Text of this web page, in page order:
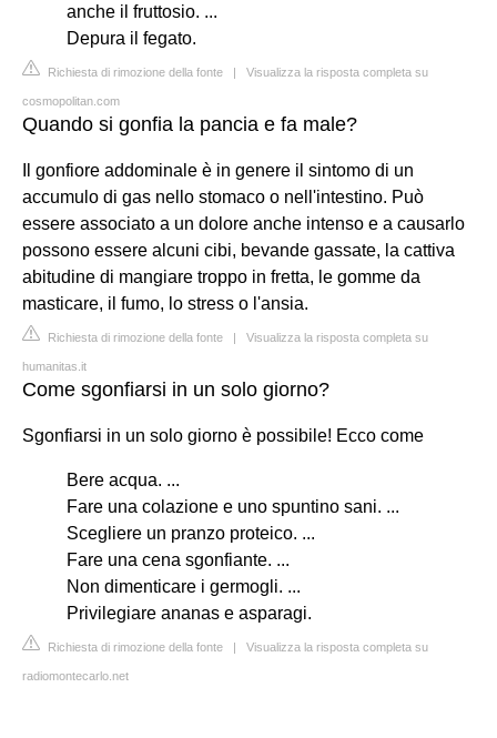
anche il fruttosio. ...
Depura il fegato.
Richiesta di rimozione della fonte | Visualizza la risposta completa su
cosmopolitan.com
Quando si gonfia la pancia e fa male?
Il gonfiore addominale è in genere il sintomo di un
accumulo di gas nello stomaco o nell'intestino. Può
essere associato a un dolore anche intenso e a causarlo
possono essere alcuni cibi, bevande gassate, la cattiva
abitudine di mangiare troppo in fretta, le gomme da
masticare, il fumo, lo stress o l'ansia.
Richiesta di rimozione della fonte | Visualizza la risposta completa su
humanitas.it
Come sgonfiarsi in un solo giorno?
Sgonfiarsi in un solo giorno è possibile! Ecco come
Bere acqua. ...
Fare una colazione e uno spuntino sani. ...
Scegliere un pranzo proteico. ...
Fare una cena sgonfiante. ...
Non dimenticare i germogli. ...
Privilegiare ananas e asparagi.
Richiesta di rimozione della fonte | Visualizza la risposta completa su
radiomontecarlo.net